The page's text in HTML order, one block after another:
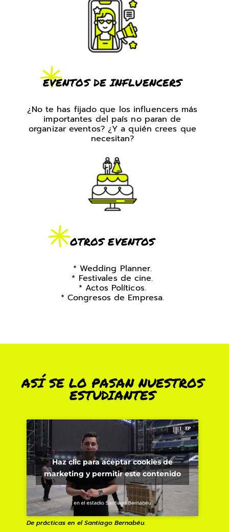
EVENTOS DE INFLUENCERS
¿No te has fijado que los influencers más
importantes del país no paran de
organizar eventos? ¿Y a quién crees que
necesitan?
OTROS EVENTOS
* Wedding Planner.
* Festivales de cine.
* Actos Políticos.
* Congresos de Empresa.
ASÍ SE LO PASAN NUESTROS
ESTUDIANTES
Haz clic para aceptar cookies de
marketing y permitir este contenido
De prácticas en el Santiago Bernabéu.